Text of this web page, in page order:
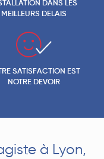
DANS LES
MEILLEURS DELAIS
SATISFACTION EST
NOTRE DEVOIR
à Lyon,